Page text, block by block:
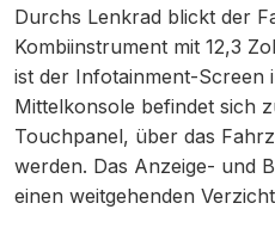
Durchs Lenkrad blickt der
Kombiinstrument mit 12,3
ist der Infotainment-Screen
Mittelkonsole befindet sich
Touchpanel, über das
werden. Das Anzeige- und
einen weitgehenden